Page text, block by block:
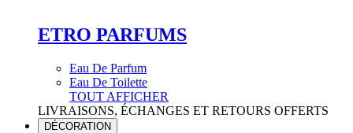
ETRO PARFUMS
Eau De Parfum
Eau De Toilette
TOUT AFFICHER
LIVRAISONS, ÉCHANGES ET RETOURS OFFERTS
DÉCORATION